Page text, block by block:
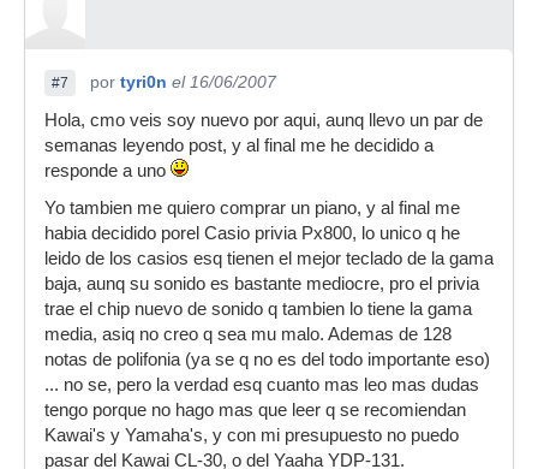
#7 por tyri0n el 16/06/2007
Hola, cmo veis soy nuevo por aqui, aunq llevo un par de
semanas leyendo post, y al final me he decidido a
responde a uno
Yo tambien me quiero comprar un piano, y al final me
habia decidido porel Casio privia Px800, lo unico q he
leido de los casios esq tienen el mejor teclado de la gama
baja, aunq su sonido es bastante mediocre, pro el privia
trae el chip nuevo de sonido q tambien lo tiene la gama
media, asiq no creo q sea mu malo. Ademas de 128
notas de polifonia (ya se q no es del todo importante eso)
... no se, pero la verdad esq cuanto mas leo mas dudas
tengo porque no hago mas que leer q se recomiendan
Kawai's y Yamaha's, y con mi presupuesto no puedo
pasar del Kawai CL-30, o del Yaaha YDP-131.